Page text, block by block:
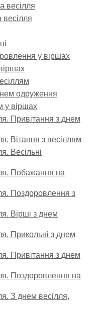
весілля
весілля
у віршах
одруження
у віршах
Привітання з днем
Вітання з весіллям
Весільні
Побажання на
Поздоровлення з
Вірші з днем
Прикольні з днем
Привітання з днем
Поздоровлення на
З днем весілля,